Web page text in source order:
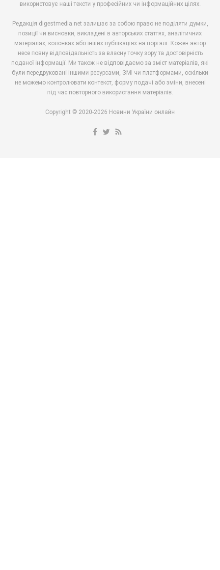
використовує наші тексти у професійних чи інформаційних цілях.
Редакція digestmedia.net залишає за собою право не поділяти думки,
позиції чи висновки, викладені в авторських статтях, аналітичних
матеріалах, колонках або інших публікаціях на порталі. Кожен автор
несе повну відповідальність за власну точку зору та достовірність
поданої інформації. Ми також не відповідаємо за зміст матеріалів, які
були передруковані іншими ресурсами, ЗМІ чи платформами, оскільки
не можемо контролювати контекст, форму подачі або зміни, внесені
під час повторного використання матеріалів.
Copyright © 2020-2026 Новини України онлайн